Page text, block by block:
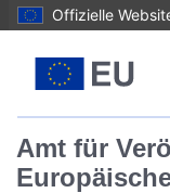
Offizielle
Amt für